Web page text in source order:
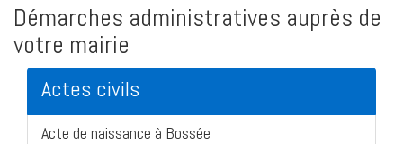
Démarches administratives auprès de
votre mairie
Actes civils
Acte de naissance à Bossée